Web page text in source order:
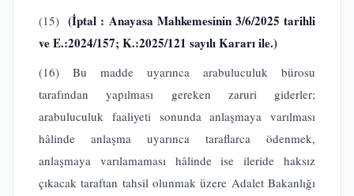
(15)(İptal : Anayasa Mahkemesinin 3/6/2025 tarihli
ve E.:2024/157; K.:2025/121 sayılı Kararı ile.)
(16) Bu madde uyarınca arabuluculuk bürosu
tarafından yapılması gereken zaruri giderler;
arabuluculuk faaliyeti sonunda anlaşmaya varılması
hâlinde anlaşma uyarınca taraflarca ödenmek,
anlaşmaya varılamaması hâlinde ise ileride haksız
çıkacak taraftan tahsil olunmak üzere Adalet Bakanlığı